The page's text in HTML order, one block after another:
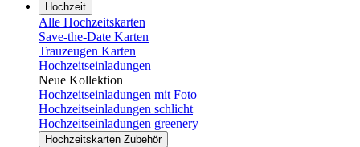
Hochzeit
Alle Hochzeitskarten
Save-the-Date Karten
Trauzeugen Karten
Hochzeitseinladungen
Neue Kollektion
Hochzeitseinladungen mit Foto
Hochzeitseinladungen schlicht
Hochzeitseinladungen greenery
Hochzeitskarten Zubehör